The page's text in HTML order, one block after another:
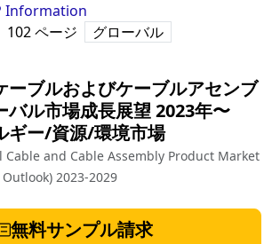
Information
102ページ グローバル
ーブルおよびケーブルアセンブ
バル市場成長展望 2023年〜
ギー/資源/環境市場
Cable and Cable Assembly Product Market
2023-2029
無料サンプル請求